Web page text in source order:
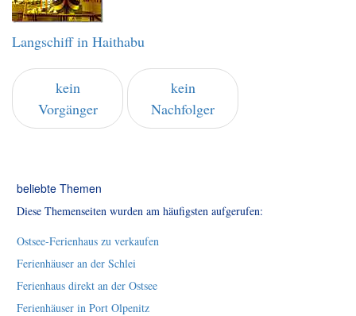
Langschiff in Haithabu
kein
Vorgänger
kein
Nachfolger
beliebte Themen
Diese Themenseiten wurden am häufigsten aufgerufen:
Ostsee-Ferienhaus zu verkaufen
Ferienhäuser an der Schlei
Ferienhaus direkt an der Ostsee
Ferienhäuser in Port Olpenitz